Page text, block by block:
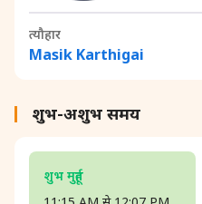
त्यौहार
Masik Karthigai
शुभ-अशुभ समय
शुभ मुहूर्त